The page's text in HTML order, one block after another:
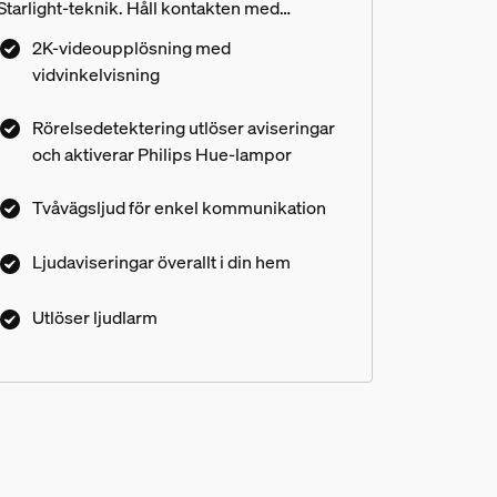
teknik. Håll kontakten med
tvåvägssamtal, oavsett var du är. Dörrklockan
aktiverar dina Philips Hue lampor och
skickar varningar i realtid, medan den smarta
Chimen skickar ljudvarningar. Alltihop
samverkar med dina Hue lampor och
tillbehör för att göra ditt hem mer säkert,
dygnet runt. Kräver 12–24 VAC – minst 10
VA-transformator (ingår ej)
2K-videoupplösning med
vidvinkelvisning
Rörelsedetektering utlöser aviseringar
och aktiverar Philips Hue-lampor
Tvåvägsljud för enkel kommunikation
Ljudaviseringar överallt i din hem
Utlöser ljudlarm
(chime)?